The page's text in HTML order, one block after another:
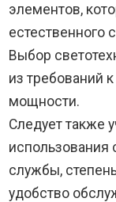
элементов,
естественного
Выбор
из требований
мощности.
Следует также
использования
службы,
удобство